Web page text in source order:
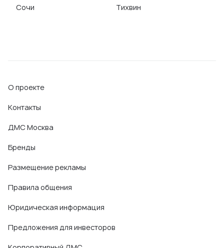
Сочи
Тихвин
О проекте
Контакты
ДМС Москва
Бренды
Размещение рекламы
Правила общения
Юридическая информация
Предложения для инвесторов